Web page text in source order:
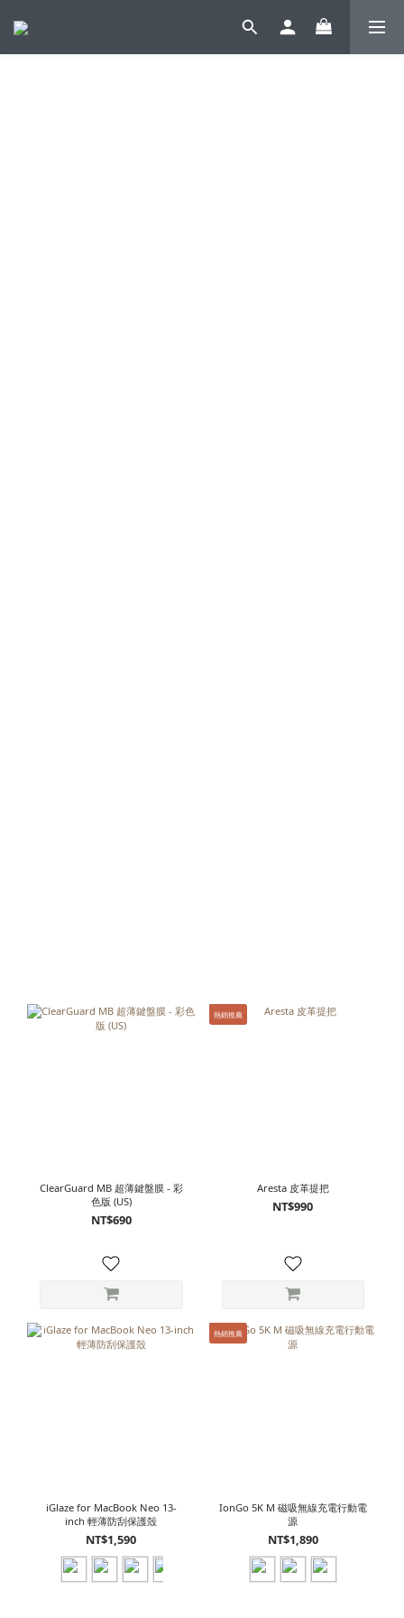
ClearGuard MB 超薄鍵盤膜 - 彩
色版 (US)
NT$690
熱銷推薦
Aresta 皮革提把
NT$990
iGlaze for MacBook Neo 13-
inch 輕薄防刮保護殼
NT$1,590
熱銷推薦
IonGo 5K M 磁吸無線充電行動電
源
NT$1,890